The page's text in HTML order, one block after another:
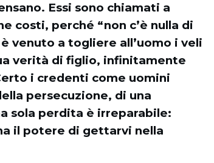
Essi sono chiamati a
costi, perché “non c’è nulla di
venuto a togliere all’uomo i veli
verità di figlio, infinitamente
i credenti come uomini
persecuzione, di una
sola perdita è irreparabile:
il potere di gettarvi nella